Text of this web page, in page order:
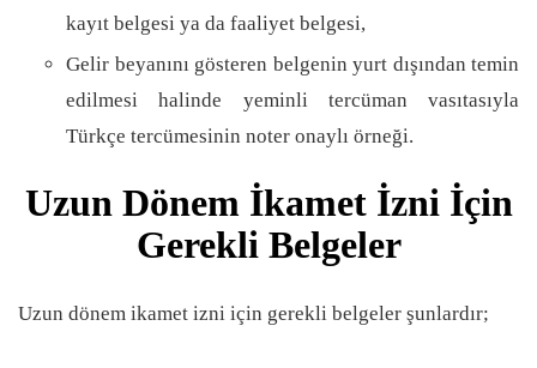
kayıt belgesi ya da faaliyet belgesi,
Gelir beyanını gösteren belgenin yurt dışından temin
edilmesi halinde yeminli tercüman vasıtasıyla
Türkçe tercümesinin noter onaylı örneği.
Uzun Dönem İkamet İzni İçin
Gerekli Belgeler
Uzun dönem ikamet izni için gerekli belgeler şunlardır;